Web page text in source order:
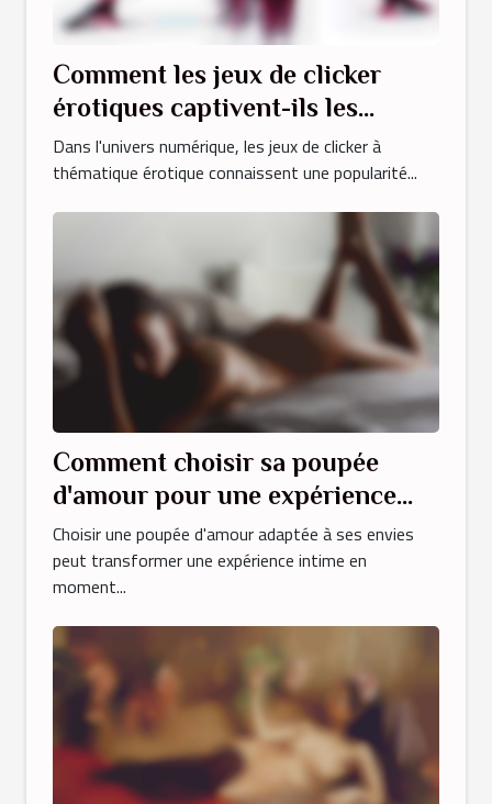
Comment les jeux de clicker
érotiques captivent-ils les
joueurs en ligne ?
Dans l'univers numérique, les jeux de clicker à
thématique érotique connaissent une popularité...
Comment choisir sa poupée
d'amour pour une expérience
personnalisée ?
Choisir une poupée d'amour adaptée à ses envies
peut transformer une expérience intime en
moment...